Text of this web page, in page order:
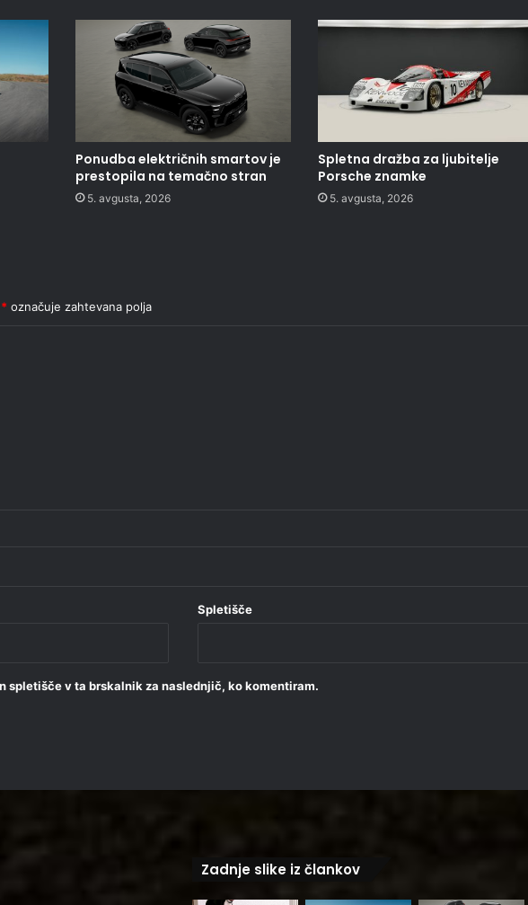
Ponudba električnih smartov je
prestopila na temačno stran
5. avgusta, 2026
Spletna dražba za ljubitelje
Porsche znamke
5. avgusta, 2026
* označuje zahtevana polja
Spletišče
spletišče v ta brskalnik za naslednjič, ko komentiram.
Zadnje slike iz člankov